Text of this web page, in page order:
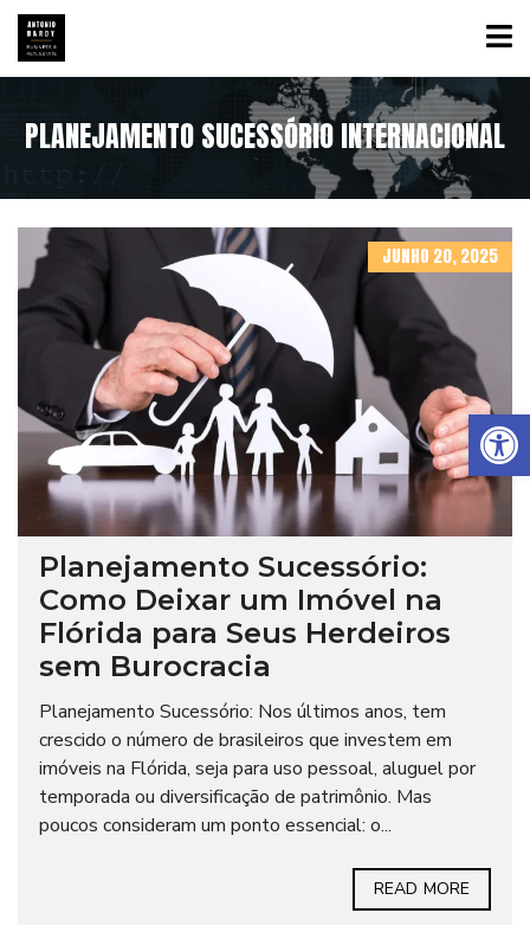
Abrir a barra de ferramentas
PLANEJAMENTO SUCESSÓRIO INTERNACIONAL
JUNHO 20, 2025
Planejamento Sucessório:
Como Deixar um Imóvel na
Flórida para Seus Herdeiros
sem Burocracia
Planejamento Sucessório: Nos últimos anos, tem
crescido o número de brasileiros que investem em
imóveis na Flórida, seja para uso pessoal, aluguel por
temporada ou diversificação de patrimônio. Mas
poucos consideram um ponto essencial: o...
READ MORE